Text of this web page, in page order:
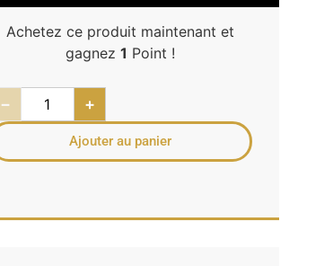
Achetez ce produit maintenant et
gagnez1 Point !
− +
Ajouter au panier